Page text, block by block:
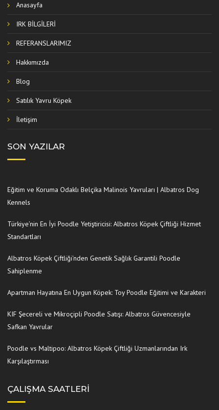
Anasayfa
IRK BİLGİLERİ
REFERANSLARIMIZ
Hakkımızda
Blog
Satılık Yavru Köpek
İletişim
SON YAZILAR
Eğitim ve Koruma Odaklı Belçika Malinois Yavruları | Albatros Dog
Kennels
Türkiye’nin En İyi Poodle Yetiştiricisi: Albatros Köpek Çiftliği Hizmet
Standartları
Albatros Köpek Çiftliği’nden Genetik Sağlık Garantili Poodle
Sahiplenme
Apartman Hayatına En Uygun Köpek: Toy Poodle Eğitimi ve Karakteri
KIF Şecereli ve Mikroçipli Poodle Satışı: Albatros Güvencesiyle
Safkan Yavrular
Poodle vs Maltipoo: Albatros Köpek Çiftliği Uzmanlarından Irk
Karşılaştırması
ÇALIŞMA SAATLERI